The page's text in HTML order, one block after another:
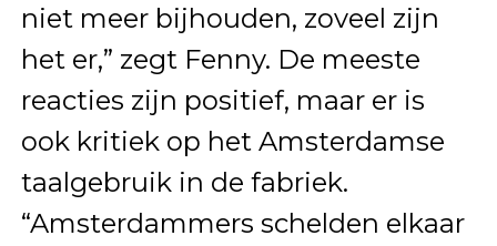
niet meer bijhouden, zoveel zijn
het er,” zegt Fenny. De meeste
reacties zijn positief, maar er is
ook kritiek op het Amsterdamse
taalgebruik in de fabriek.
“Amsterdammers schelden elkaar